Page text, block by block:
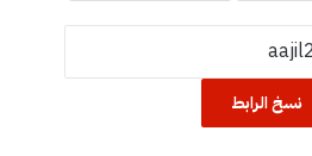
نسخ الرابط